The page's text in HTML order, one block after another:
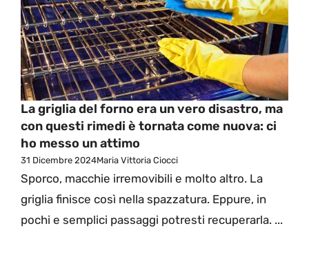
La griglia del forno era un vero disastro, ma
con questi rimedi è tornata come nuova: ci
ho messo un attimo
31 Dicembre 2024Maria Vittoria Ciocci
Sporco, macchie irremovibili e molto altro. La
griglia finisce così nella spazzatura. Eppure, in
pochi e semplici passaggi potresti recuperarla. ...